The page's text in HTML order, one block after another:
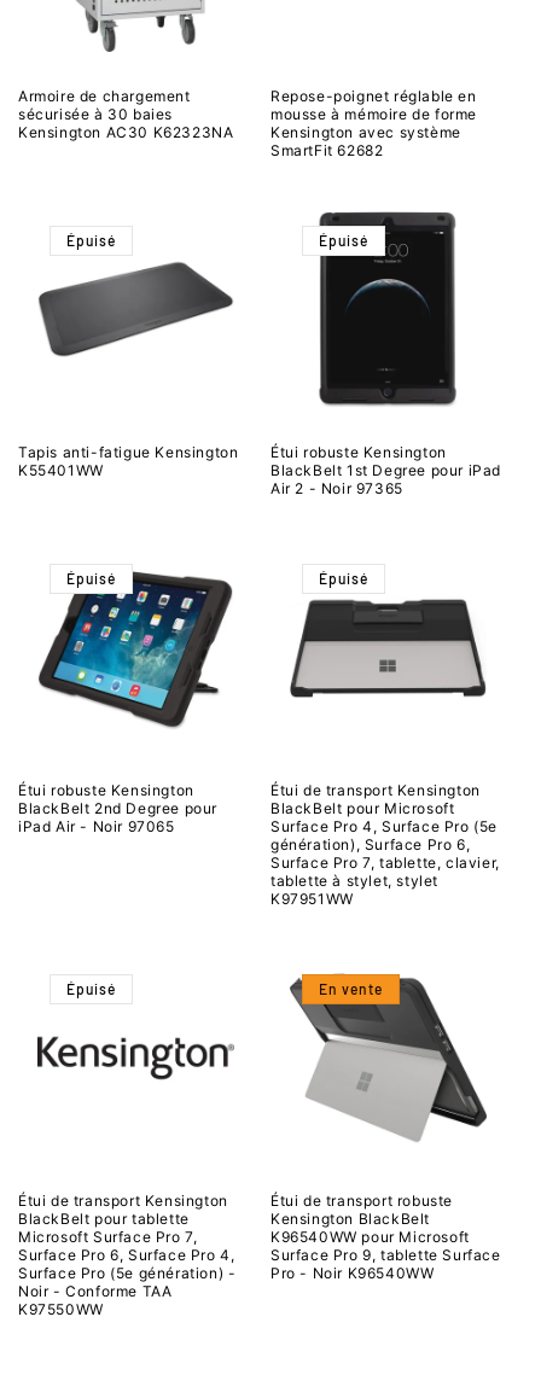
Armoire de chargement
sécurisée à 30 baies
Kensington AC30 K62323NA
Repose-poignet réglable en
mousse à mémoire de forme
Kensington avec système
SmartFit 62682
Épuisé
Tapis anti-fatigue Kensington
K55401WW
Épuisé
Étui robuste Kensington
BlackBelt 1st Degree pour iPad
Air 2 - Noir 97365
Épuisé
Étui robuste Kensington
BlackBelt 2nd Degree pour
iPad Air - Noir 97065
Épuisé
Étui de transport Kensington
BlackBelt pour Microsoft
Surface Pro 4, Surface Pro (5e
génération), Surface Pro 6,
Surface Pro 7, tablette, clavier,
tablette à stylet, stylet
K97951WW
Épuisé
Étui de transport Kensington
BlackBelt pour tablette
Microsoft Surface Pro 7,
Surface Pro 6, Surface Pro 4,
Surface Pro (5e génération) -
Noir - Conforme TAA
K97550WW
En vente
Étui de transport robuste
Kensington BlackBelt
K96540WW pour Microsoft
Surface Pro 9, tablette Surface
Pro - Noir K96540WW